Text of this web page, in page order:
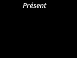
Présent